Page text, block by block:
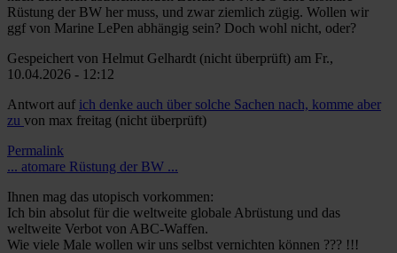
Rüstung der BW her muss, und zwar ziemlich zügig. Wollen wir
ggf von Marine LePen abhängig sein? Doch wohl nicht, oder?
Gespeichert von Helmut Gelhardt (nicht überprüft) am Fr.,
10.04.2026 - 12:12
Antwort auf ich denke auch über solche Sachen nach, komme aber
zu von max freitag (nicht überprüft)
Permalink
... atomare Rüstung der BW ...
Ihnen mag das utopisch vorkommen:
Ich bin absolut für die weltweite globale Abrüstung und das
weltweite Verbot von ABC-Waffen.
Wie viele Male wollen wir uns selbst vernichten können ??? !!!